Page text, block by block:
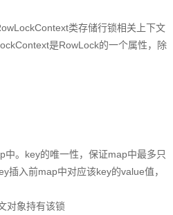
类存储行锁相关上下文
是RowLock的一个属性，除
。key的唯一性，保证map中最多只
入前map中对应该key的value值，
对象持有该锁